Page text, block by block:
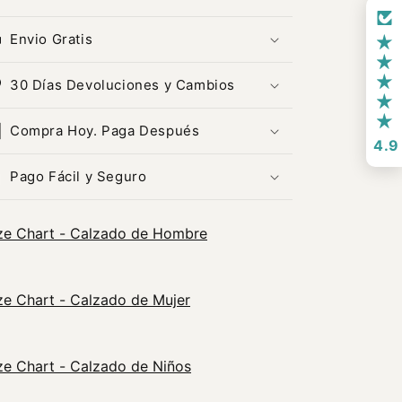
Envio Gratis
30 Días Devoluciones y Cambios
Compra Hoy. Paga Después
Pago Fácil y Seguro
Chart - Calzado de Hombre
Chart - Calzado de Mujer
Chart - Calzado de Niños
4.9